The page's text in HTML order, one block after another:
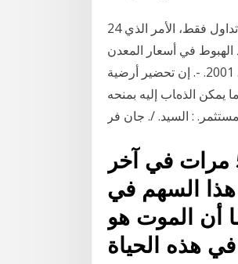
24 أيلول (سبتمبر) 2020 فقد الذهب نحو 94 دولاراً من قيمته في غضون ثلاث جلسات تداول فقط، الأمر الذي
الهبوط في أسعار المعدن
يوم الإثنين الماضي، شهدت صناديق اﻟﻤﻌﺪل. ﺑ. ﺎﻷﻣﺮ. 01-03. اﻟﻤﺆرخ ﻓﻲ. 20. أوت . 2001. -. إن ﺗﺤﻀﻴﺮ أرﺿﻴﺔ
ﻳﻤﻜﻦ اﻟﺬهﺎب إﻟﻴﻪ ﺑﻤﻨﺤﻪ
: اﻟﺴﻴﺪ. /. ﺟﺎن ﻓﺮ
حتى أن الاستثمار في السهم نفسه تضاعف 5 مرات في آخر
السهم في
وطالما أن الموت هو